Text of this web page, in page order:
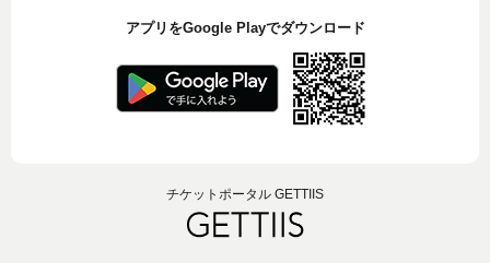
アプリをGoogle Playでダウンロード
チケットポータル GETTIIS